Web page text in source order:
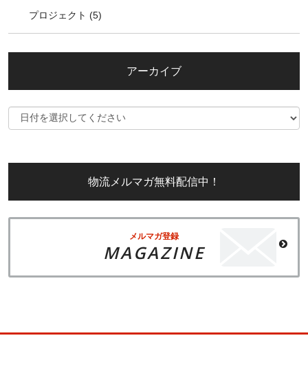
プロジェクト (5)
アーカイブ
物流メルマガ無料配信中！
メルマガ登録
MAGAZINE